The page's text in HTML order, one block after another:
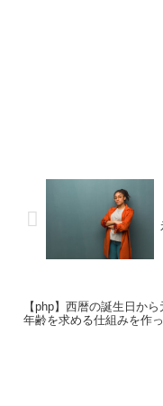
【php】西暦の誕生日か
年齢を求める仕組みを作